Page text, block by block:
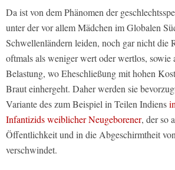
Da ist von dem Phänomen der
unter der vor allem Mädchen im Globalen
Schwellenländern leiden, noch gar nicht die
oftmals als weniger wert oder wertlos, sowie
Belastung, wo Eheschließung mit hohen
Braut einhergeht. Daher werden sie
Variante des zum Beispiel in Teilen Indiens
Infantizids weiblicher Neugeborener, der so
Öffentlichkeit und in die Abgeschirmtheit
verschwindet.